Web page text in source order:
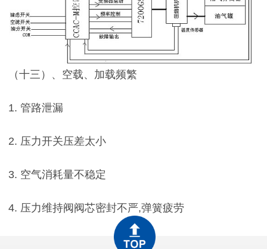
（十三）、空载、加载频繁
1. 管路泄漏
2. 压力开关压差太小
3. 空气消耗量不稳定
4. 压力维持阀阀芯密封不严,弹簧疲劳